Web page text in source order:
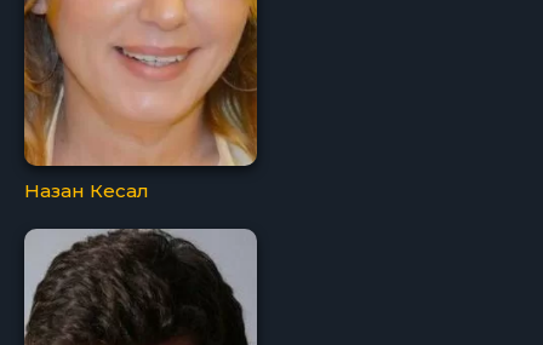
Назан Кесал